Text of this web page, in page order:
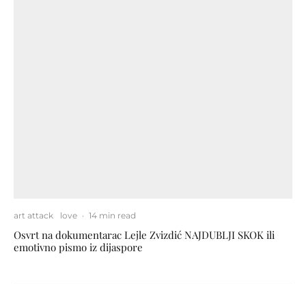
art attack love · 14 min read
Osvrt na dokumentarac Lejle Zvizdić NAJDUBLJI SKOK ili
emotivno pismo iz dijaspore